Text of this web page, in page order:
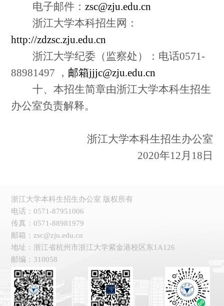
电子邮件：zsc@zju.edu.cn
浙江大学本科招生网：
http://zdzsc.zju.edu.cn
浙江大学纪委（监察处）：电话0571-
88981497
， 邮箱jjjc@zju.edu.cn
十、本招生简章由浙江大学本科生招生
办公室负责解释。
浙江大学本科生招生办公室
2020年12月 18 日
浙江大学本科生招生办公室 版权所有
电话：0571-87951006
传真：0571-88981979
邮箱：zsc@zju.edu.cn
地址：浙江省杭州市浙江大学紫金港校区东1A126
邮编：310058